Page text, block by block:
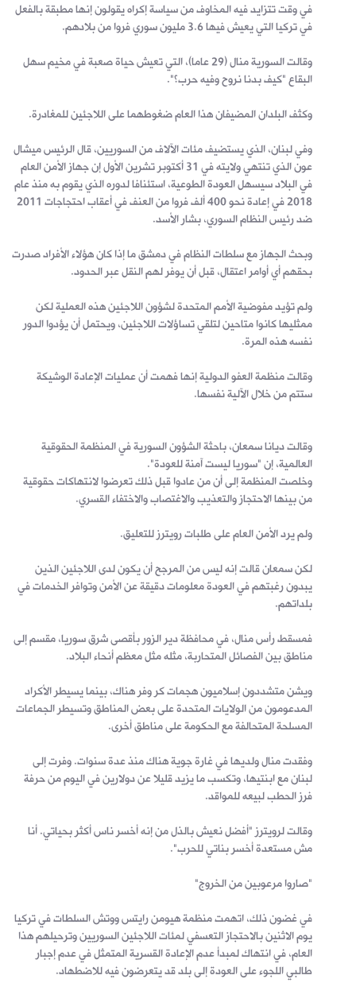
في وقت تتزايد فيه المخاوف من سياسة إكراه يقولون إنها مطبقة بالفعل
في تركيا التي يعيش فيها 3.6 مليون سوري فروا من بلادهم.
وقالت السورية منال (29 عاما)، التي تعيش حياة صعبة في مخيم سهل
البقاع "كيف بدنا نروح وفيه حرب؟".
وكثف البلدان المضيفان هذا العام ضغوطهما على اللاجئين للمغادرة.
وفي لبنان، الذي يستضيف مئات الآلاف من السوريين، قال الرئيس ميشال
عون الذي تنتهي ولايته في 31 أكتوبر تشرين الأول إن جهاز الأمن العام
في البلاد سيسهل العودة الطوعية، استئنافا لدوره الذي يقوم به منذ عام
2018 في إعادة نحو 400 ألف فروا من العنف في أعقاب احتجاجات 2011
ضد رئيس النظام السوري، بشار الأسد.
وبحث الجهاز مع سلطات النظام في دمشق ما إذا كان هؤلاء الأفراد صدرت
بحقهم أي أوامر اعتقال، قبل أن يوفر لهم النقل عبر الحدود.
ولم تؤيد مفوضية الأمم المتحدة لشؤون اللاجئين هذه العملية لكن
ممثليها كانوا متاحين لتلقي تساؤلات اللاجئين، ويحتمل أن يؤدوا الدور
نفسه هذه المرة.
وقالت منظمة العفو الدولية إنها فهمت أن عمليات الإعادة الوشيكة
ستتم من خلال الآلية نفسها.
وقالت ديانا سمعان، باحثة الشؤون السورية في المنظمة الحقوقية
العالمية، إن "سوريا ليست آمنة للعودة".
وخلصت المنظمة إلى أن من عادوا قبل ذلك تعرضوا لانتهاكات حقوقية
من بينها الاحتجاز والتعذيب والاغتصاب والاختفاء القسري.
ولم يرد الأمن العام على طلبات رويترز للتعليق.
لكن سمعان قالت إنه ليس من المرجح أن يكون لدى اللاجئين الذين
يبدون رغبتهم في العودة معلومات دقيقة عن الأمن وتوافر الخدمات في
بلداتهم.
فمسقط رأس منال، في محافظة دير الزور بأقصى شرق سوريا، مقسم إلى
مناطق بين الفصائل المتحاربة، مثله مثل معظم أنحاء البلاد.
ويشن متشددون إسلاميون هجمات كر وفر هناك، بينما يسيطر الأكراد
المدعومون من الولايات المتحدة على بعض المناطق وتسيطر الجماعات
المسلحة المتحالفة مع الحكومة على مناطق أخرى.
وفقدت منال ولديها في غارة جوية هناك منذ عدة سنوات. وفرت إلى
لبنان مع ابنتيها، وتكسب ما يزيد قليلا عن دولارين في اليوم من حرفة
فرز الحطب لبيعه للمواقد.
وقالت لرويترز "أفضل نعيش بالذل من إنه أخسر ناس أكثر بحياتي. أنا
مش مستعدة أخسر بناتي للحرب".
"صاروا مرعوبين من الخروج"
في غضون ذلك، اتهمت منظمة هيومن رايتس ووتش السلطات في تركيا
يوم الاثنين بالاحتجاز التعسفي لمئات اللاجئين السوريين وترحيلهم هذا
العام، في انتهاك لمبدأ عدم الإعادة القسرية المتمثل في عدم إجبار
طالبي اللجوء على العودة إلى بلد قد يتعرضون فيه للاضطهاد.